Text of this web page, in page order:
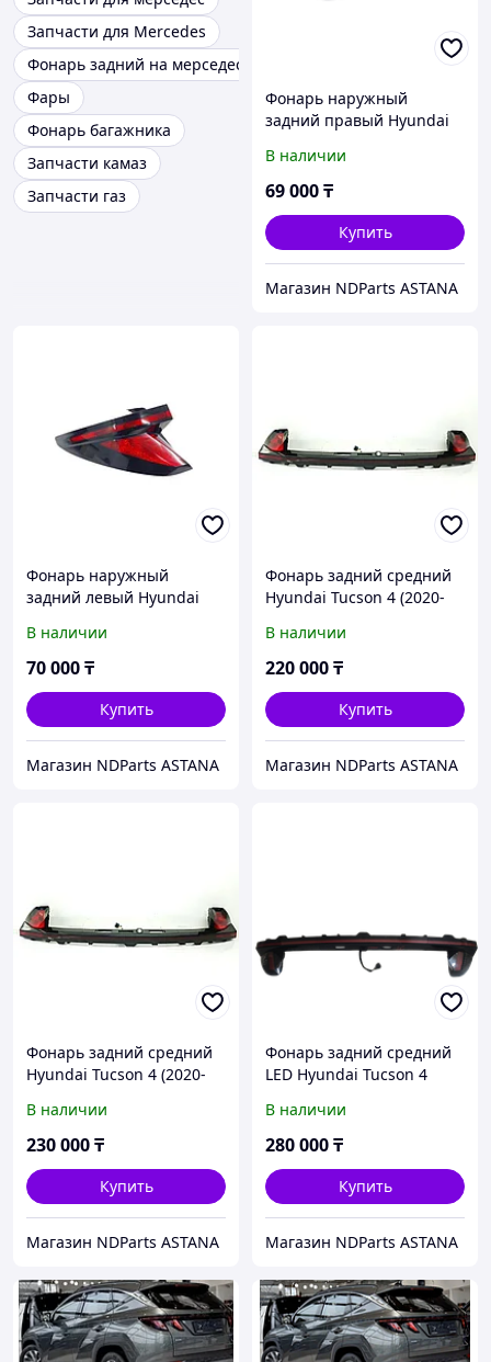
Запчасти для Mercedes
Фонарь задний на мерседес
Фары
Фонарь багажника
Запчасти камаз
Запчасти газ
Фонарь наружный
задний правый Hyundai
92402N9000
В наличии
69 000₸
Купить
Магазин NDParts ASTANA
Фонарь наружный
задний левый Hyundai
92401N9000
В наличии
70 000₸
Купить
Магазин NDParts ASTANA
Фонарь задний средний
Hyundai Tucson 4 (2020-
В наличии
220 000₸
Купить
Магазин NDParts ASTANA
Фонарь задний средний
Hyundai Tucson 4 (2020-
В наличии
230 000₸
Купить
Магазин NDParts ASTANA
Фонарь задний средний
LED Hyundai Tucson 4
В наличии
280 000₸
Купить
Магазин NDParts ASTANA